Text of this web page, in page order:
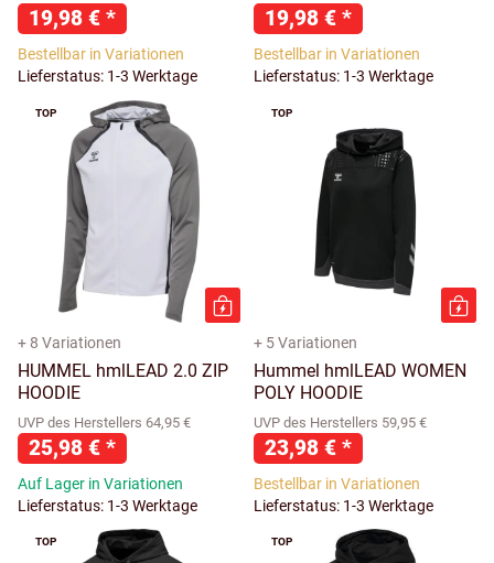
19,98 € *
Bestellbar in Variationen
Lieferstatus: 1-3 Werktage
19,98 € *
Bestellbar in Variationen
Lieferstatus: 1-3 Werktage
TOP
+ 8 Variationen
HUMMEL hmlLEAD 2.0 ZIP
HOODIE
UVP des Herstellers 64,95 €
25,98 € *
Auf Lager in Variationen
Lieferstatus: 1-3 Werktage
TOP
+ 5 Variationen
Hummel hmlLEAD WOMEN
POLY HOODIE
UVP des Herstellers 59,95 €
23,98 € *
Bestellbar in Variationen
Lieferstatus: 1-3 Werktage
TOP TOP